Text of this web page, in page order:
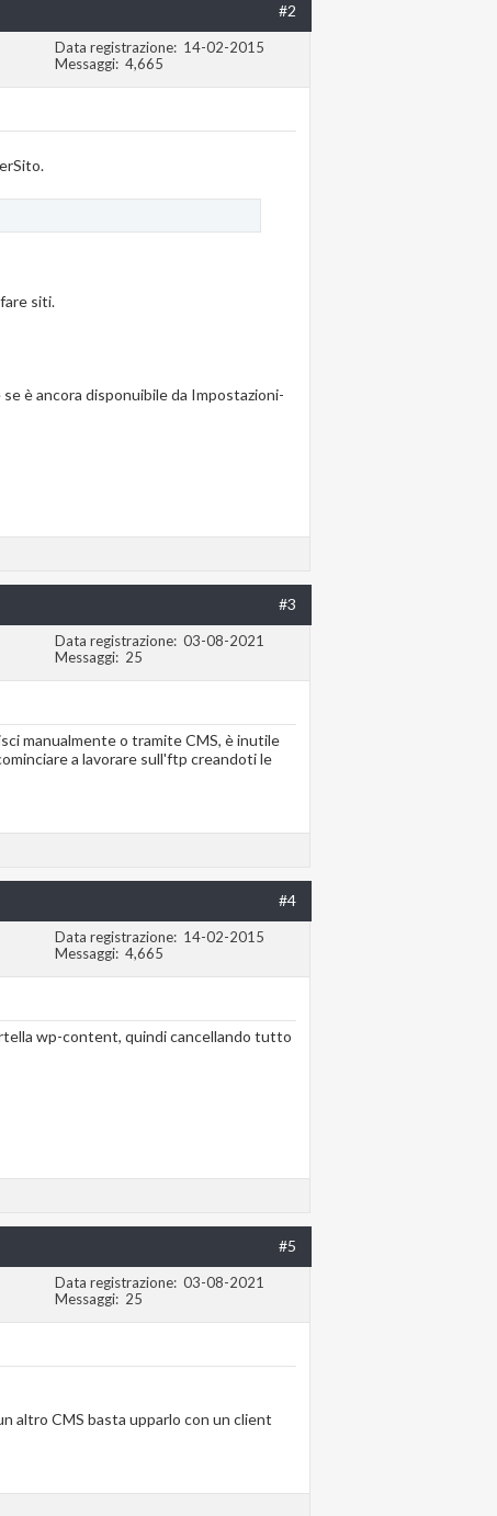
#2
Data registrazione
14-02-2015
Messaggi 4,665
siti.
è ancora disponuibile da Impostazioni-
#3
Data registrazione 03-08-2021
Messaggi
25
manualmente o tramite CMS, è inutile
a lavorare sull'ftp creandoti le
#4
Data registrazione
14-02-2015
Messaggi 4,665
wp-content, quindi cancellando tutto
#5
Data registrazione 03-08-2021
Messaggi
25
altro CMS basta upparlo con un client